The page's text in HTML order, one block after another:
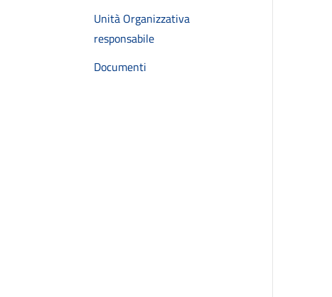
Unità Organizzativa
responsabile
Documenti